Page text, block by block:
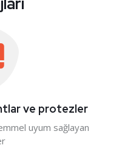
ve protezler
uyum sağlayan